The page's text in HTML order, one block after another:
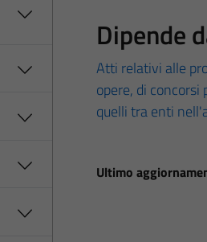
Dipende
Atti relativi alle
opere, di concorsi
quelli tra enti
Ultimo